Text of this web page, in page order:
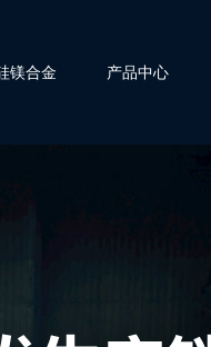
镁合金 产品中心